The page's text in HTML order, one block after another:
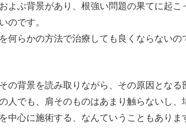
よぶ背景があり、根強い問題の果てに起
のです。
何らかの方法で治療しても良くならないの
の背景を読み取りながら、その原因とな
人でも、肩そのものはあまり触らないし
中心に施術する、なんていうこともありま